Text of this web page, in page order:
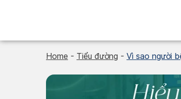
Home - Tiểu đường - Vì sao người